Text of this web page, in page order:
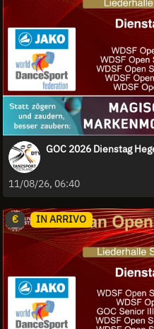
GOC 2026 Dienstag
11/08/26, 06:40
€ IN ARRIVO